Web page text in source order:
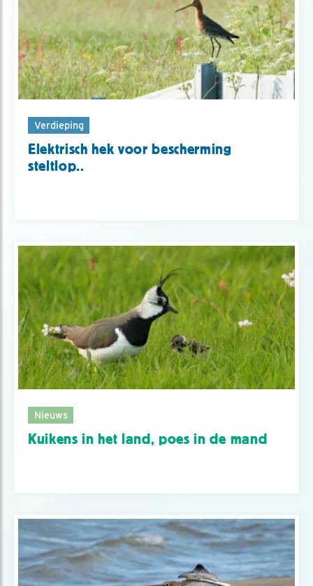
Verdieping
Elektrisch hek voor bescherming
steltlop..
Nieuws
Kuikens in het land, poes in de mand